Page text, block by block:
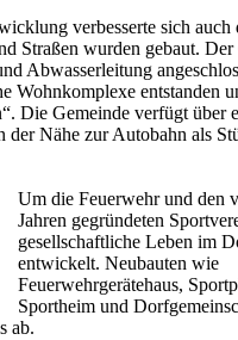
verbesserte sich auch
Straßen wurden gebaut.
Abwasserleitung
Wohnkomplexe entstanden
Die Gemeinde verfügt über
der Nähe zur Autobahn als
Um die Feuerwehr und den
Jahren gegründeten
gesellschaftliche Leben im
entwickelt. Neubauten wie
Feuerwehrgerätehaus,
Sportheim und
ab.